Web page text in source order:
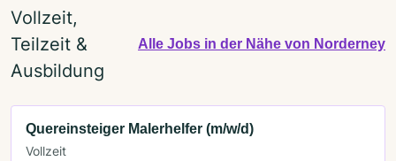
Vollzeit,
Teilzeit &
Ausbildung
Alle Jobs in der Nähe von Norderney
Quereinsteiger Malerhelfer (m/w/d)
Vollzeit